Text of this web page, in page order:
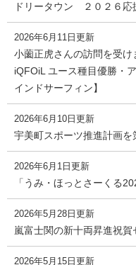
ドリータウン ２０２６応
2026年6月11日更新
小薗正虎さんの訪問を受け
iQFOiL ユース種目優勝・
インドサーフィン】
2026年6月10日更新
宇美町スポーツ推進計画を
2026年6月1日更新
「うみ・ほっとさーくる
2026年5月28日更新
嵐富士関の新十両昇進祝
2026年5月15日更新